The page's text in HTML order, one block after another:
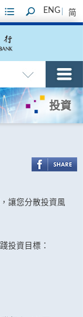
ENG 简
投資
讓您分散投資風
投資目標：